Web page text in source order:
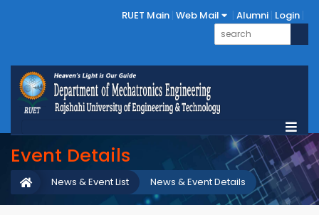
RUET Main Web Mail Alumni Login
Event Details
News & Event Details
News & Event List